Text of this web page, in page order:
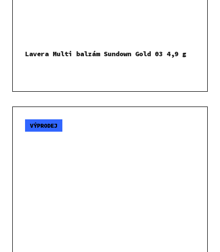
Lavera Multi balzám Sundown Gold 03 4,9 g
VÝPRODEJ